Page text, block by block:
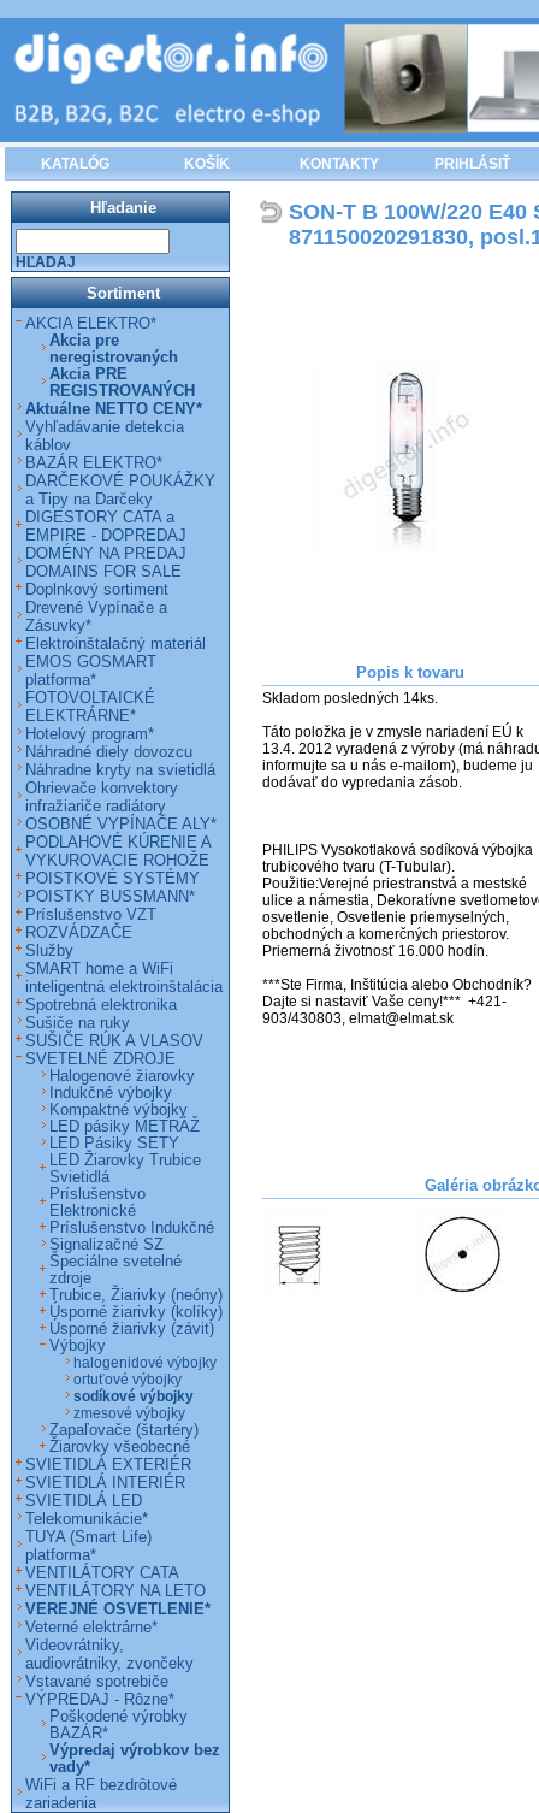
KATALÓG KOŠÍK KONTAKTY PRIHLÁSIŤ
SON-T B 100W/220 E40
871150020291830,
Popis k tovaru
Skladom posledných 14ks.
Táto položka je v zmysle nariadení EÚ k
13.4. 2012 vyradená z výroby (má
informujte sa u nás e-mailom), budeme ju
dodávať do vypredania zásob.
PHILIPS Vysokotlaková sodíková výbojka
trubicového tvaru (T-Tubular).
Použitie:Verejné priestranstvá a mestské
ulice a námestia, Dekoratívne
osvetlenie, Osvetlenie priemyselných,
obchodných a komerčných priestorov.
Priemerná životnosť 16.000 hodín.
***Ste Firma, Inštitúcia alebo Obchodník?
Dajte si nastaviť Vaše ceny!***  +421-
903/430803, elmat@elmat.sk
Galéria
Hľadanie
HĽADAJ
Sortiment
AKCIA ELEKTRO*
Akcia pre
neregistrovaných
Akcia PRE
REGISTROVANÝCH
Aktuálne NETTO CENY*
Vyhľadávanie detekcia
káblov
BAZÁR ELEKTRO*
DARČEKOVÉ POUKÁŽKY
a Tipy na Darčeky
DIGESTORY CATA a
EMPIRE - DOPREDAJ
DOMÉNY NA PREDAJ
DOMAINS FOR SALE
Doplnkový sortiment
Drevené Vypínače a
Zásuvky*
Elektroinštalačný materiál
EMOS GOSMART
platforma*
FOTOVOLTAICKÉ
ELEKTRÁRNE*
Hotelový program*
Náhradné diely dovozcu
Náhradne kryty na svietidlá
Ohrievače konvektory
infražiariče radiátory
OSOBNÉ VYPÍNAČE ALY*
PODLAHOVÉ KÚRENIE A
VYKUROVACIE ROHOŽE
POISTKOVÉ SYSTÉMY
POISTKY BUSSMANN*
Príslušenstvo VZT
ROZVÁDZAČE
Služby
SMART home a WiFi
inteligentná elektroinštalácia
Spotrebná elektronika
Sušiče na ruky
SUŠIČE RÚK A VLASOV
SVETELNÉ ZDROJE
Halogenové žiarovky
Indukčné výbojky
Kompaktné výbojky
LED pásiky METRÁŽ
LED Pásiky SETY
LED Žiarovky Trubice
Svietidlá
Príslušenstvo
Elektronické
Príslušenstvo Indukčné
Signalizačné SZ
Špeciálne svetelné
zdroje
Trubice, Žiarivky (neóny)
Úsporné žiarivky (kolíky)
Úsporné žiarivky (závit)
Výbojky
halogenidové výbojky
ortuťové výbojky
sodíkové výbojky
zmesové výbojky
Zapaľovače (štartéry)
Žiarovky všeobecné
SVIETIDLÁ EXTERIÉR
SVIETIDLÁ INTERIÉR
SVIETIDLÁ LED
Telekomunikácie*
TUYA (Smart Life)
platforma*
VENTILÁTORY CATA
VENTILÁTORY NA LETO
VEREJNÉ OSVETLENIE*
Veterné elektrárne*
Videovrátniky,
audiovrátniky, zvončeky
Vstavané spotrebiče
VÝPREDAJ - Rôzne*
Poškodené výrobky
BAZÁR*
Výpredaj výrobkov bez
vady*
WiFi a RF bezdrôtové
zariadenia